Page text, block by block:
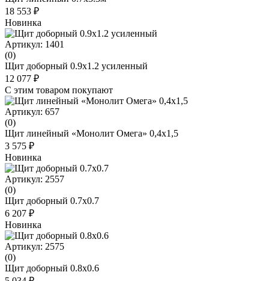
18 553 ₽
Новинка
Артикул: 1401
(0)
Щит доборный 0.9х1.2 усиленный
12 077 ₽
С этим товаром покупают
Артикул: 657
(0)
Щит линейный «Монолит Омега» 0,4х1,5
3 575 ₽
Новинка
Артикул: 2557
(0)
Щит доборный 0.7x0.7
6 207 ₽
Новинка
Артикул: 2575
(0)
Щит доборный 0.8x0.6